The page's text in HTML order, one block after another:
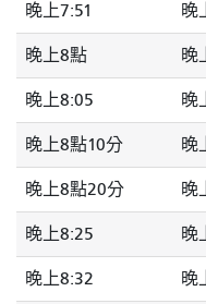
晚上7:51 晚
晚上8點 晚
晚上8:05 晚
晚上8點10分 晚
晚上8點20分 晚
晚上8:25 晚
晚上8:32 晚